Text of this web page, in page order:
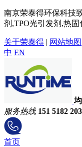
南京荣泰得环保科技
剂,TPO光引发剂,热
关于荣泰得 | 网站地图
中 EN
服务热线 151 5182
首页